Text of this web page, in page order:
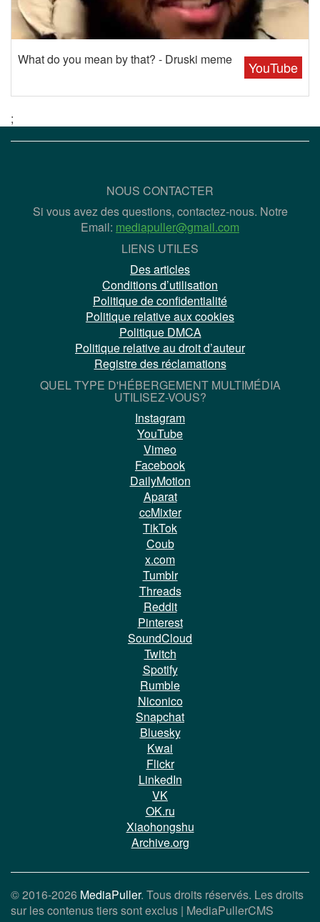
YouTube
What do you mean by that? - Druski meme
;
NOUS CONTACTER
Si vous avez des questions, contactez-nous. Notre
Email: mediapuller@gmail.com
LIENS UTILES
Des articles
Conditions d’utilisation
Politique de confidentialité
Politique relative aux cookies
Politique DMCA
Politique relative au droit d’auteur
Registre des réclamations
QUEL TYPE D'HÉBERGEMENT MULTIMÉDIA
UTILISEZ-VOUS?
Instagram
YouTube
Vimeo
Facebook
DailyMotion
Aparat
ccMixter
TikTok
Coub
x.com
Tumblr
Threads
Reddit
Pinterest
SoundCloud
Twitch
Spotify
Rumble
Niconico
Snapchat
Bluesky
Kwai
Flickr
LinkedIn
VK
OK.ru
Xiaohongshu
Archive.org
© 2016-2026 MediaPuller. Tous droits réservés. Les droits
sur les contenus tiers sont exclus | MediaPullerCMS